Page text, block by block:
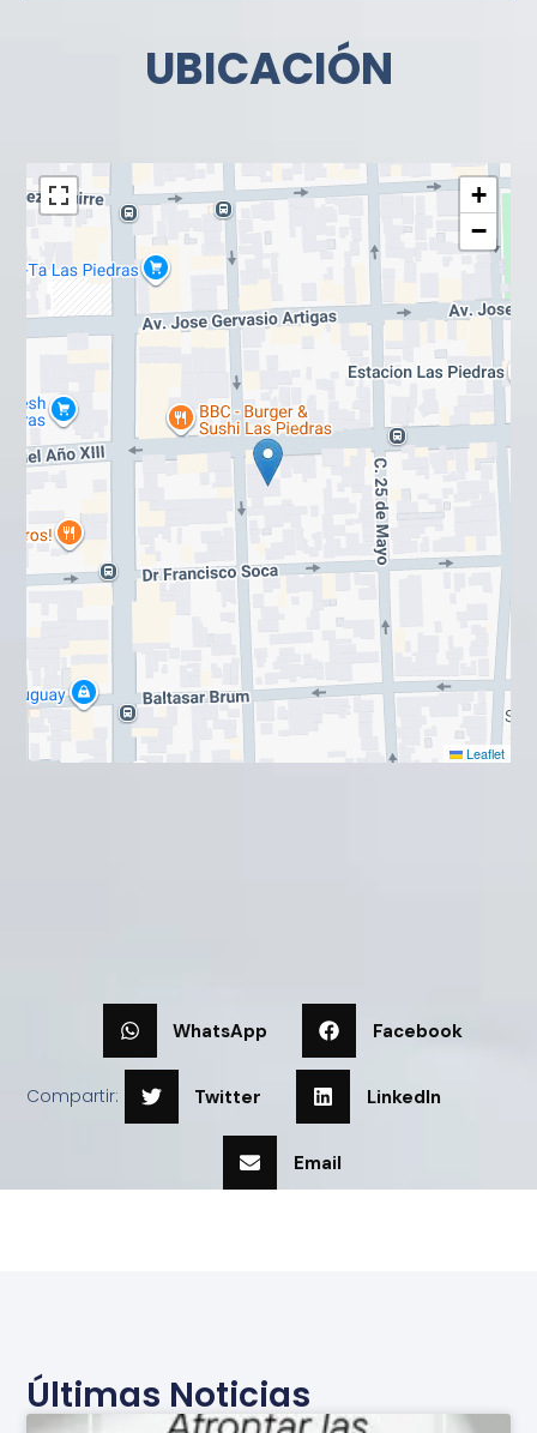
UBICACIÓN
+
−
Leaflet
Compartir:
WhatsApp Facebook
Twitter LinkedIn
Email
Últimas Noticias